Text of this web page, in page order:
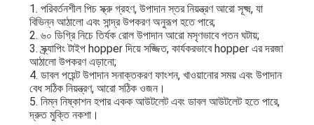
1. পরিবর্তনশীল পিচ স্ক্রু গ্রহণ, উপাদান স্তর নিয়ন্ত্রণ আরো সূক্ষ্ম, যা
বিভিন্ন আঠালো এবং সান্দ্র উপকরণ অনুরূপ হতে পারে;
2. ৬০ ডিগ্রি নিচে তির্যক রোল উপাদান আরো মসৃণভাবে পতন ঘটায়;
3. স্ক্র্যাপিং টাইপ hopper দিয়ে সজ্জিত, কার্যকরভাবে hopper এর দরজা
আঠালো উপকরণ এড়ানো;
4. ডাবল পয়েন্ট উপাদান সনাক্তকরণ ফাংশন, খাওয়ানোর সময় এবং উপাদান
বেধ সঠিক নিয়ন্ত্রণ, আরো সঠিক ওজন।
5. নিম্ন নিষ্কাশন হপার একক আউটলেট এবং ডাবল আউটলেট হতে পারে,
দ্রুত মুক্তি নকশা।